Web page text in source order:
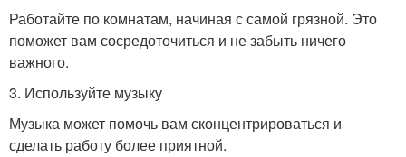
Работайте по комнатам, начиная с самой грязной. Это
поможет вам сосредоточиться и не забыть ничего
важного.
3. Используйте музыку
Музыка может помочь вам сконцентрироваться и
сделать работу более приятной.